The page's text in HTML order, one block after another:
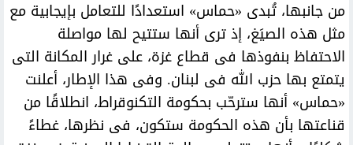
من جانبها، تُبدى «حماس» استعدادًا للتعامل بإيجابية مع
مثل هذه الصيَغ، إذ ترى أنها ستتيح لها مواصلة
الاحتفاظ بنفوذها فى قطاع غزة، على غرار المكانة التى
يتمتع بها حزب الله فى لبنان. وفى هذا الإطار، أعلنت
«حماس» أنها سترحّب بحكومة التكنوقراط، انطلاقًا من
قناعتها بأن هذه الحكومة ستكون، فى نظرها، غطاءً